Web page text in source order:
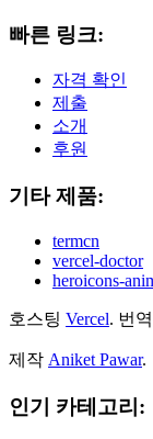
빠른 링크:
자격 확인
제출
소개
후원
기타 제품:
termcn
vercel-doctor
heroicons-
호스팅 Vercel. 번역
제작 Aniket Pawar.
인기 카테고리: